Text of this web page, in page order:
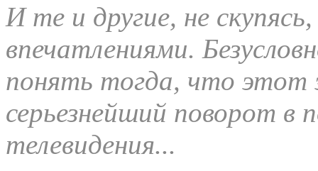
И те и другие, не
впечатлениями.
понять тогда, что этот
серьезнейший поворот в
телевидения...